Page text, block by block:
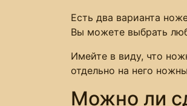
Есть два варианта
Вы можете выбрать
Имейте в виду, что
отдельно на него
Можно ли